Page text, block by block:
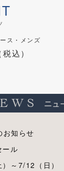
ス・メンズ
込）
知らせ
ール
～7/12（日）